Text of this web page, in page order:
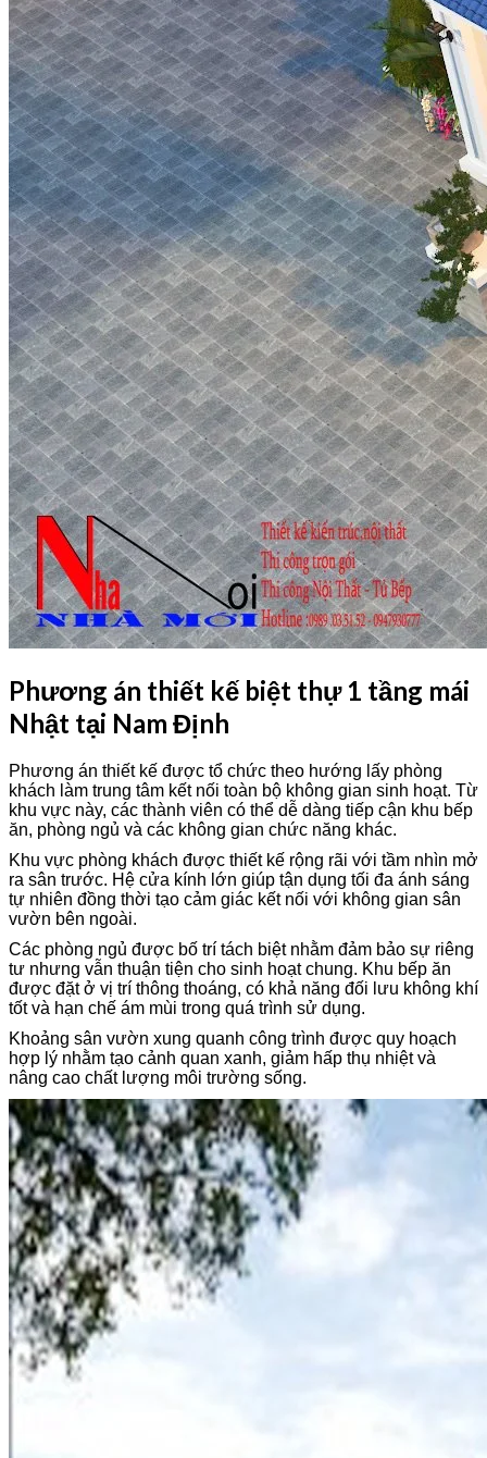
Phương án thiết kế biệt thự 1 tầng mái
Nhật tại Nam Định
Phương án thiết kế được tổ chức theo hướng lấy phòng
khách làm trung tâm kết nối toàn bộ không gian sinh hoạt. Từ
khu vực này, các thành viên có thể dễ dàng tiếp cận khu bếp
ăn, phòng ngủ và các không gian chức năng khác.
Khu vực phòng khách được thiết kế rộng rãi với tầm nhìn mở
ra sân trước. Hệ cửa kính lớn giúp tận dụng tối đa ánh sáng
tự nhiên đồng thời tạo cảm giác kết nối với không gian sân
vườn bên ngoài.
Các phòng ngủ được bố trí tách biệt nhằm đảm bảo sự riêng
tư nhưng vẫn thuận tiện cho sinh hoạt chung. Khu bếp ăn
được đặt ở vị trí thông thoáng, có khả năng đối lưu không khí
tốt và hạn chế ám mùi trong quá trình sử dụng.
Khoảng sân vườn xung quanh công trình được quy hoạch
hợp lý nhằm tạo cảnh quan xanh, giảm hấp thụ nhiệt và
nâng cao chất lượng môi trường sống.